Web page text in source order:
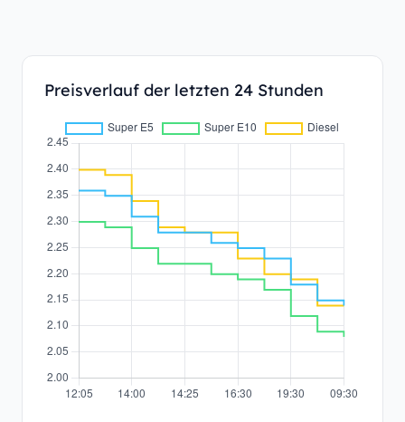
Preisverlauf der letzten 24 Stunden